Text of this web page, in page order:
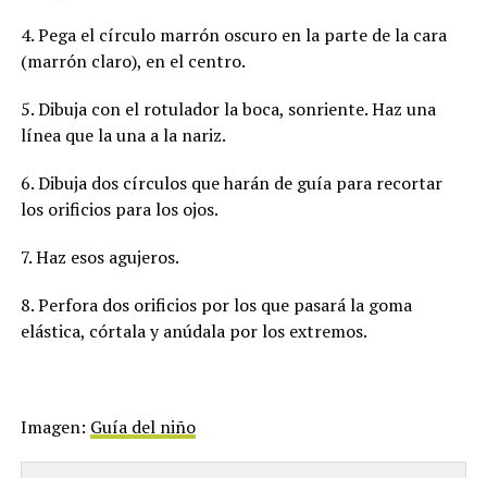
4. Pega el círculo marrón oscuro en la parte de la cara
(marrón claro), en el centro.
5. Dibuja con el rotulador la boca, sonriente. Haz una
línea que la una a la nariz.
6. Dibuja dos círculos que harán de guía para recortar
los orificios para los ojos.
7. Haz esos agujeros.
8. Perfora dos orificios por los que pasará la goma
elástica, córtala y anúdala por los extremos.
Imagen: Guía del niño